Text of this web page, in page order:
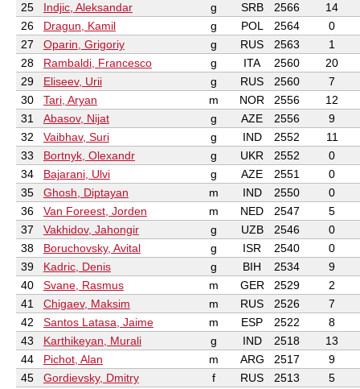
25 Indjic, Aleksandar g SRB 2566
14
26
Dragun, Kamil g POL 2564
0
27
Oparin, Grigoriy g RUS 2563
1
28
Rambaldi, Francesco g ITA 2560
20
29
Eliseev, Urii g RUS 2560
7
30
Tari, Aryan m NOR 2556
12
31
Abasov, Nijat g AZE 2556
9
32
Vaibhav, Suri g IND 2552
11
33
Bortnyk, Olexandr g UKR 2552
0
34
Bajarani, Ulvi g AZE 2551
0
35
Ghosh, Diptayan m IND 2550
0
36
Van Foreest, Jorden m NED 2547
5
37
Vakhidov, Jahongir g UZB 2546
0
38
Boruchovsky, Avital g ISR 2540
0
39
Kadric, Denis g BIH 2534
9
40
Svane, Rasmus m GER 2529
2
41
Chigaev, Maksim m RUS 2526
7
42
Santos Latasa, Jaime m ESP 2522
8
43
Karthikeyan, Murali g IND 2518
13
44
Pichot, Alan m ARG 2517
9
45
Gordievsky, Dmitry f RUS 2513
5